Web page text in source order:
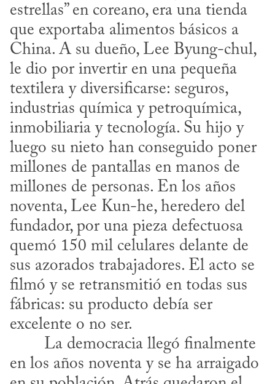
estrellas” en coreano, era una tienda
que exportaba alimentos básicos a
China. A su dueño, Lee Byung-chul,
le dio por invertir en una pequeña
textilera y diversificarse: seguros,
industrias química y petroquímica,
inmobiliaria y tecnología. Su hijo y
luego su nieto han conseguido poner
millones de pantallas en manos de
millones de personas. En los años
noventa, Lee Kun-he, heredero del
fundador, por una pieza defectuosa
quemó 150 mil celulares delante de
sus azorados trabajadores. El acto se
filmó y se retransmitió en todas sus
fábricas: su producto debía ser
excelente o no ser.
en los años noventa y se ha arraigado